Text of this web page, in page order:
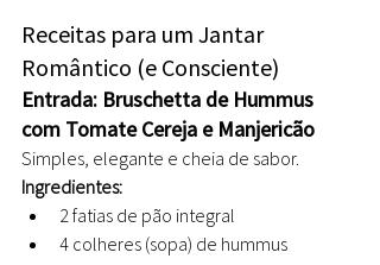
Receitas para um Jantar
Romântico (e Consciente)
Entrada: Bruschetta de Hummus
com Tomate Cereja e Manjericão
Simples, elegante e cheia de sabor.
Ingredientes:
2 fatias de pão integral
4 colheres (sopa) de hummus